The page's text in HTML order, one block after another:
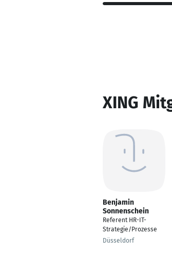
XING
Benjamin
Sonnenschein
Referent HR-IT-
Strategie/Prozesse
Düsseldorf